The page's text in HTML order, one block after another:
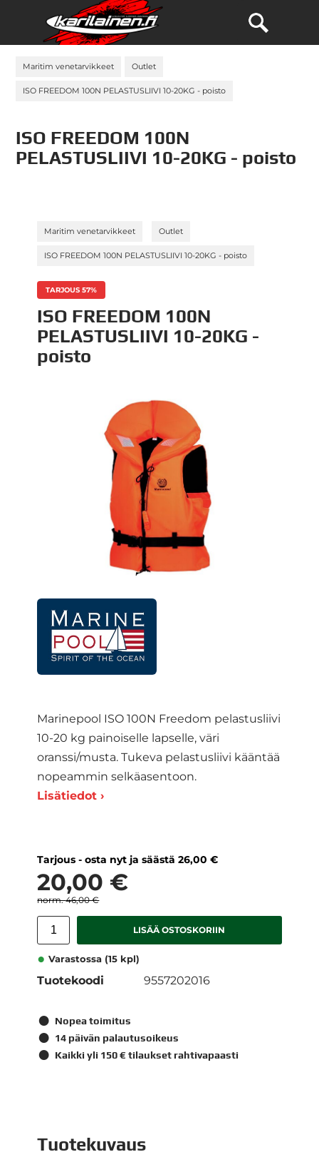
Maritim venetarvikkeet Outlet
ISO FREEDOM 100N PELASTUSLIIVI 10-20KG - poisto
ISO FREEDOM 100N
PELASTUSLIIVI 10-20KG - poisto
Maritim venetarvikkeet Outlet
ISO FREEDOM 100N PELASTUSLIIVI 10-20KG - poisto
TARJOUS 57%
ISO FREEDOM 100N
PELASTUSLIIVI 10-20KG -
poisto
Marinepool ISO 100N Freedom pelastusliivi
10-20 kg painoiselle lapselle, väri
oranssi/musta. Tukeva pelastusliivi kääntää
nopeammin selkäasentoon.
Lisätiedot ›
Tarjous - osta nyt ja säästä 26,00 €
20,00 €
46,00 €
LISÄÄ OSTOSKORIIN
Varastossa (15 kpl)
Tuotekoodi 9557202016
Nopea toimitus
14 päivän palautusoikeus
Kaikki yli 150 € tilaukset rahtivapaasti
Tuotekuvaus